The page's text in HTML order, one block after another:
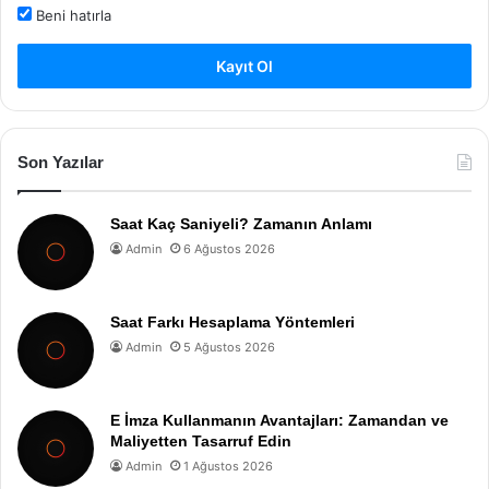
Beni hatırla
Kayıt Ol
Son Yazılar
Saat Kaç Saniyeli? Zamanın Anlamı
Admin 6 Ağustos 2026
Saat Farkı Hesaplama Yöntemleri
Admin 5 Ağustos 2026
E İmza Kullanmanın Avantajları: Zamandan ve
Maliyetten Tasarruf Edin
Admin 1 Ağustos 2026